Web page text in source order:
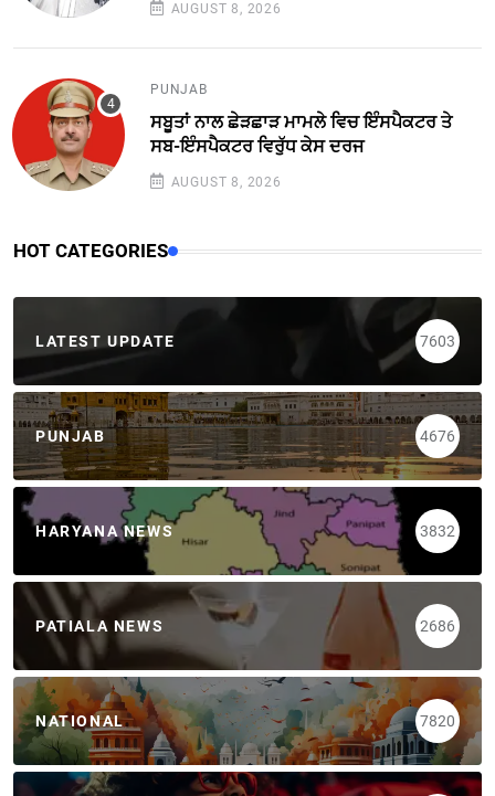
AUGUST 8, 2026
PUNJAB
ਸਬੂਤਾਂ ਨਾਲ ਛੇੜਛਾੜ ਮਾਮਲੇ ਵਿਚ ਇੰਸਪੈਕਟਰ ਤੇ
ਸਬ-ਇੰਸਪੈਕਟਰ ਵਿਰੁੱਧ ਕੇਸ ਦਰਜ
AUGUST 8, 2026
HOT CATEGORIES
LATEST UPDATE 7603
PUNJAB 4676
HARYANA NEWS 3832
PATIALA NEWS 2686
NATIONAL 7820